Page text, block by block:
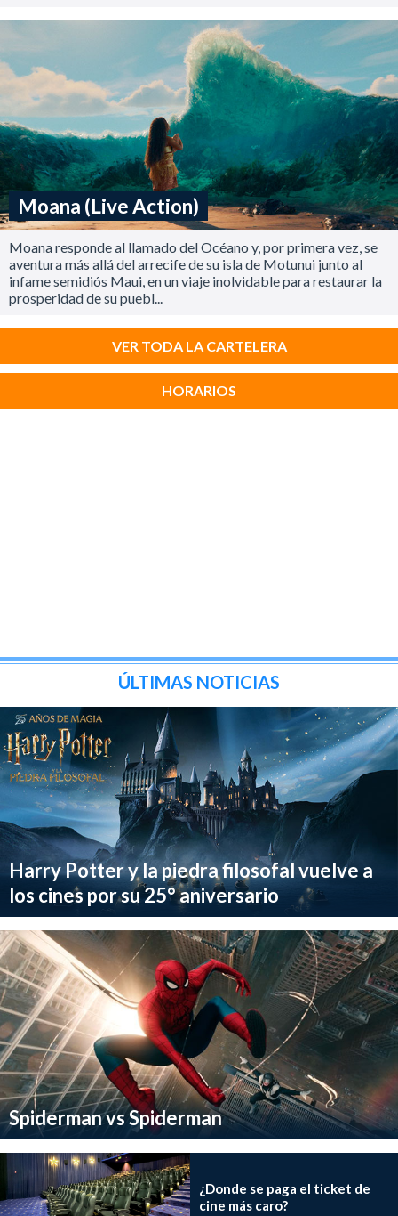
Moana (Live Action)
Moana responde al llamado del Océano y, por primera vez, se
aventura más allá del arrecife de su isla de Motunui junto al
infame semidiós Maui, en un viaje inolvidable para restaurar la
prosperidad de su puebl...
VER TODA LA CARTELERA
HORARIOS
ÚLTIMAS NOTICIAS
Harry Potter y la piedra filosofal vuelve a
los cines por su 25° aniversario
Spiderman vs Spiderman
¿Donde se paga el ticket de
cine más caro?